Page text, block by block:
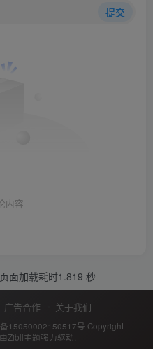
提交
内容
面加载耗时1.819 秒
广告合作 关于我们
15050002150517号 Copyright
Zibll主题强力驱动.